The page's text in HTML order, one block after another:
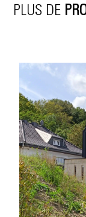
PLUS DE